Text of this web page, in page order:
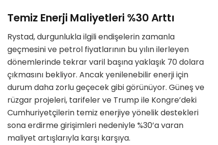
Temiz Enerji Maliyetleri %30 Arttı
Rystad, durgunlukla ilgili endişelerin zamanla
geçmesini ve petrol fiyatlarının bu yılın ilerleyen
dönemlerinde tekrar varil başına yaklaşık 70 dolara
çıkmasını bekliyor. Ancak yenilenebilir enerji için
durum daha zorlu geçecek gibi görünüyor. Güneş ve
rüzgar projeleri, tarifeler ve Trump ile Kongre’deki
Cumhuriyetçilerin temiz enerjiye yönelik destekleri
sona erdirme girişimleri nedeniyle %30’a varan
maliyet artışlarıyla karşı karşıya.